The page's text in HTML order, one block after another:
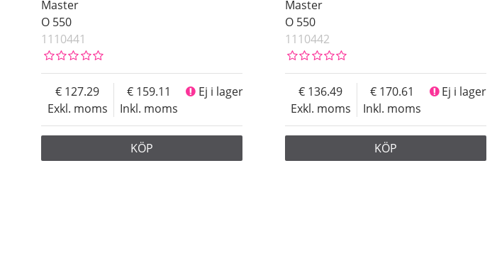
Master
O 550
1110441
Exkl. moms
127.29
Inkl. moms
159.11 Ej i lager
KÖP
Master
O 550
1110442
Exkl. moms
136.49
Inkl. moms
170.61 Ej i lager
KÖP